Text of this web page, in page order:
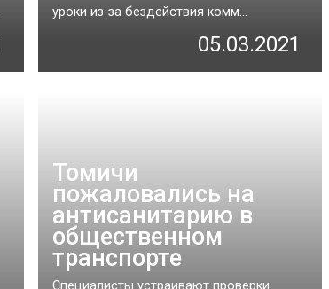
уроки из-за бездействия комм...
05.03.2021
Томичи
пожаловались на
антисанитарию в
общественном
транспорте